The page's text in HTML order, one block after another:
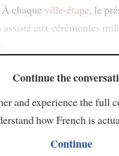
chaque ville-étape, le
assisté aux cérémonies
Continue the
and experience the full
how French is
Continue